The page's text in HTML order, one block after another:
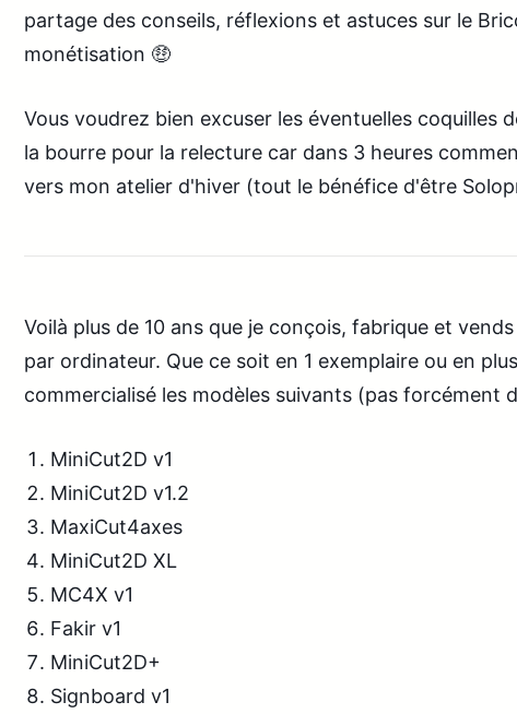
partage des conseils, réflexions et astuces sur le
monétisation 🤑
Vous voudrez bien excuser les éventuelles coquilles
la bourre pour la relecture car dans 3 heures
vers mon atelier d'hiver (tout le bénéfice d'être
Voilà plus de 10 ans que je conçois, fabrique et
par ordinateur. Que ce soit en 1 exemplaire ou en
commercialisé les modèles suivants (pas forcément
MiniCut2D v1
MiniCut2D v1.2
MaxiCut4axes
MiniCut2D XL
MC4X v1
Fakir v1
MiniCut2D+
Signboard v1